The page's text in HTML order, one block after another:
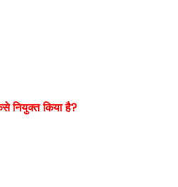
नियुक्त किया है?